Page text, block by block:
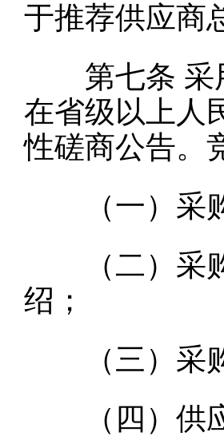
于推荐供应商
第七条 采
在省级以上人
性磋商公告。
（一）采购
（二）采购
绍；
（三）采购
（四）供应